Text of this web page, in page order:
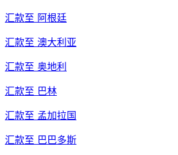
汇款至 阿根廷
汇款至 澳大利亚
汇款至 奥地利
汇款至 巴林
汇款至 孟加拉国
汇款至 巴巴多斯